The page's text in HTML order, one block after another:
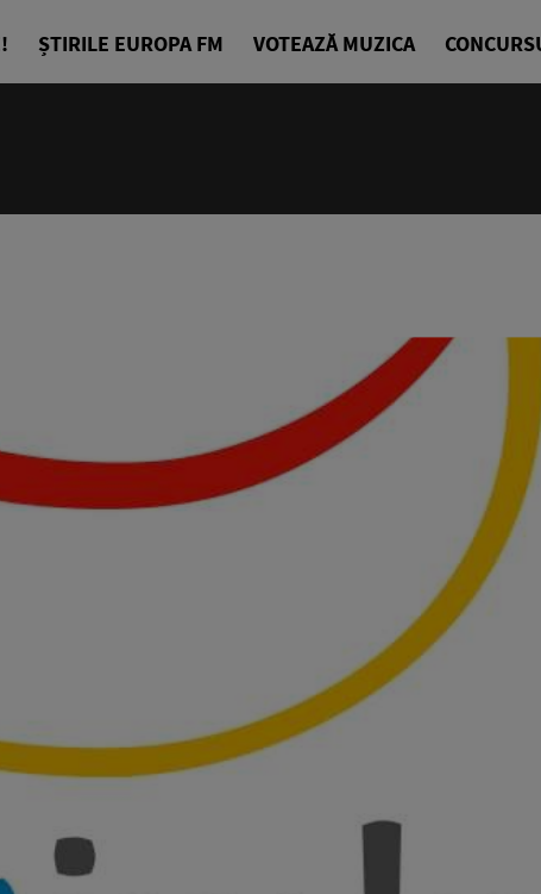
ȘTIRILE EUROPA FM VOTEAZĂ MUZICA